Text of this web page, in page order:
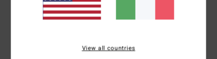
Composizione64% nylon riciclato, 31% poliestere, 5%
View all countries